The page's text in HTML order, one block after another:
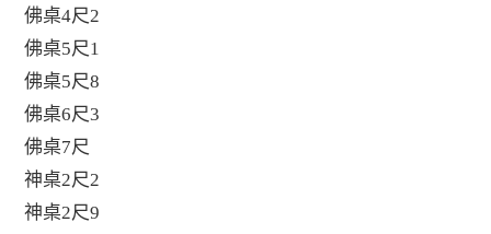
佛桌4尺2
佛桌5尺1
佛桌5尺8
佛桌6尺3
佛桌7尺
神桌2尺2
神桌2尺9